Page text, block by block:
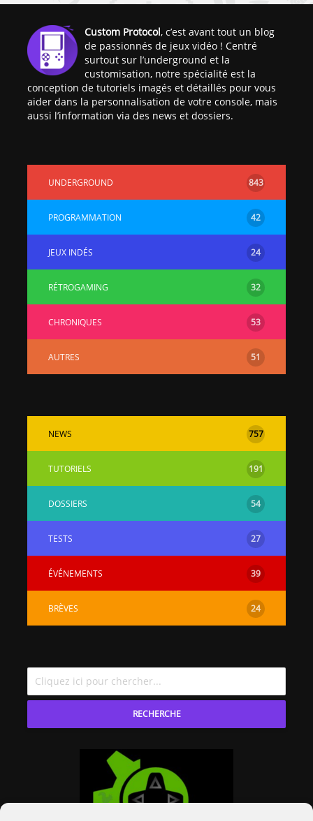
Custom Protocol, c’est avant tout un blog
de passionnés de jeux vidéo ! Centré
surtout sur l’underground et la
customisation, notre spécialité est la
conception de tutoriels imagés et détaillés pour vous
aider dans la personnalisation de votre console, mais
aussi l’information via des news et dossiers.
UNDERGROUND 843
PROGRAMMATION 42
JEUX INDÉS 24
RÉTROGAMING 32
CHRONIQUES 53
AUTRES 51
NEWS 757
TUTORIELS 191
DOSSIERS 54
TESTS 27
ÉVÉNEMENTS 39
BRÈVES 24
RECHERCHE